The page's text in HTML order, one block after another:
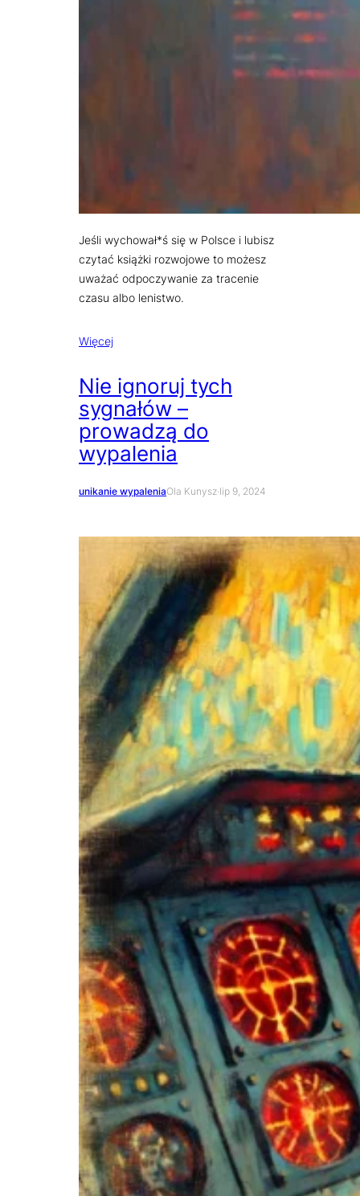
Jeśli wychował*ś się w Polsce i lubisz
czytać książki rozwojowe to możesz
uważać odpoczywanie za tracenie
czasu albo lenistwo.
Więcej
Nie ignoruj tych
sygnałów –
prowadzą do
wypalenia
unikanie wypaleniaOla Kunysz·lip 9, 2024